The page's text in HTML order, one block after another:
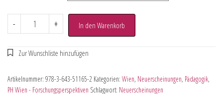
- + In den Warenkorb
Artikelnummer: 978-3-643-51165-2 Kategorien: Wien, Neuerscheinungen, Pädagogik,
PH Wien - Forschungsperspektiven Schlagwort: Neuerscheinungen